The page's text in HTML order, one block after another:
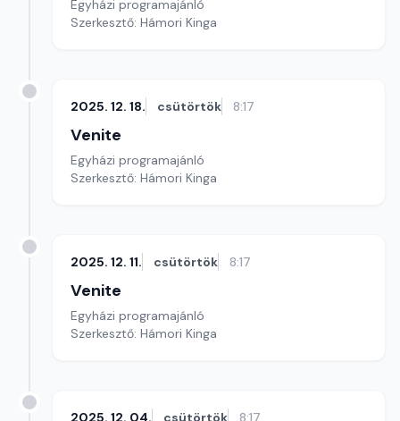
Egyházi programajánló
Szerkesztő: Hámori Kinga
2025. 12. 18. csütörtök 8:17
Venite
Egyházi programajánló
Szerkesztő: Hámori Kinga
2025. 12. 11. csütörtök 8:17
Venite
Egyházi programajánló
Szerkesztő: Hámori Kinga
2025. 12. 04. csütörtök 8:17